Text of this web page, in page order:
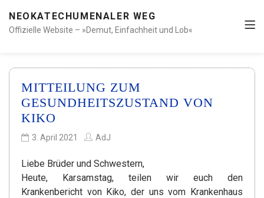
NEOKATECHUMENALER WEG
Offizielle Website – »Demut, Einfachheit und Lob«
MITTEILUNG ZUM
GESUNDHEITSZUSTAND VON
KIKO
3. April 2021 AdJ
Liebe Brüder und Schwestern,
Heute, Karsamstag, teilen wir euch den
Krankenbericht von Kiko, der uns vom Krankenhaus